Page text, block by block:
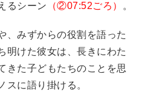
るシーン （②07:52ごろ） 。
みずからの役割を語った
明けた彼女は、長きにわた
きた子どもたちのことを思
スに語り掛ける。